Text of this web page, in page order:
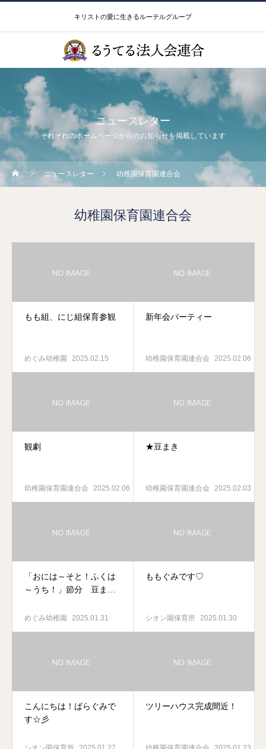
キリストの愛に生きるルーテルグループ
ニュースレター
それぞれのホームページからのお知らせを掲載しています
ニュースレター 幼稚園保育園連合会
幼稚園保育園連合会
もも組、にじ組保育参観
めぐみ幼稚園 2025.02.15
新年会パーティー
幼稚園保育園連合会 2025.02.06
観劇
幼稚園保育園連合会 2025.02.06
★豆まき
幼稚園保育園連合会 2025.02.03
「おには～そと！ふくは
～うち！」節分 豆ま
めぐみ幼稚園 2025.01.31
ももぐみです♡
シオン園保育所 2025.01.30
こんにちは！ばらぐみで
す☆彡
ツリーハウス完成間近！